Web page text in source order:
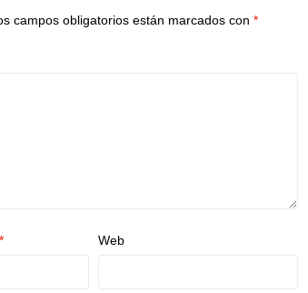
campos obligatorios están marcados con *
* Web